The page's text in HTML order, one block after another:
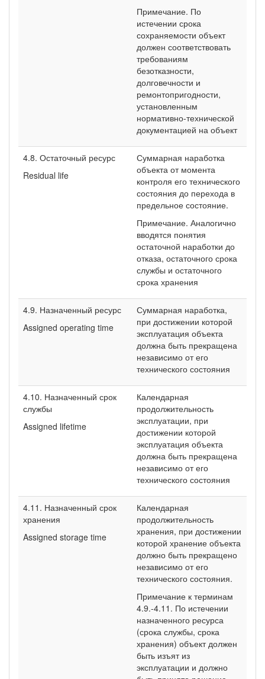
Примечание. По
истечении срока
сохраняемости объект
должен соответствовать
требованиям
безотказности,
долговечности и
ремонтопригодности,
установленным
нормативно-технической
документацией на объект
4.8. Остаточный ресурс
Residual life
Суммарная наработка
объекта от момента
контроля его технического
состояния до перехода в
предельное состояние.
Примечание. Аналогично
вводятся понятия
остаточной наработки до
отказа, остаточного срока
службы и остаточного
срока хранения
4.9. Назначенный ресурс
Assigned operating time
Суммарная наработка,
при достижении которой
эксплуатация объекта
должна быть прекращена
независимо от его
технического состояния
4.10. Назначенный срок
службы
Assigned lifetime
Календарная
продолжительность
эксплуатации, при
достижении которой
эксплуатация объекта
должна быть прекращена
независимо от его
технического состояния
4.11. Назначенный срок
хранения
Assigned storage time
Календарная
продолжительность
хранения, при достижении
которой хранение объекта
должно быть прекращено
независимо от его
технического состояния.
Примечание к терминам
4.9.-4.11. По истечении
назначенного ресурса
(срока службы, срока
хранения) объект должен
быть изъят из
эксплуатации и должно